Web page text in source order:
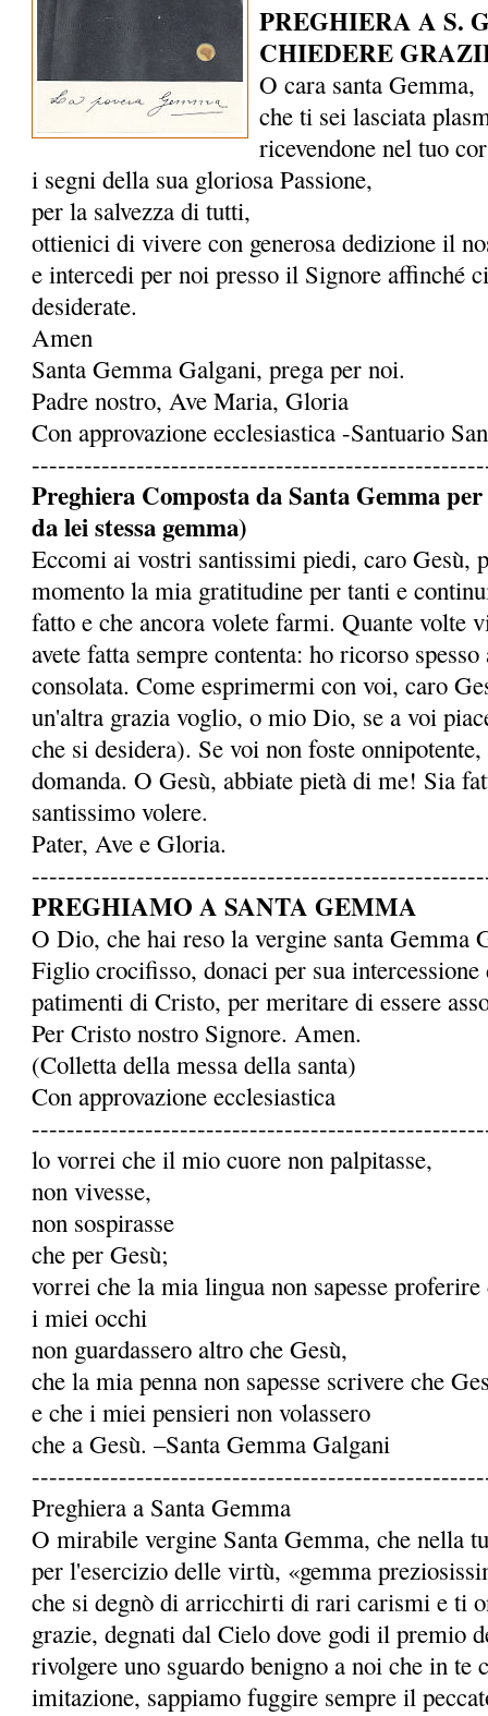
PREGHIERA A S.
CHIEDERE
O cara santa Gemma,
che ti sei lasciata
ricevendone nel tuo
i segni della sua gloriosa Passione,
per la salvezza di tutti,
ottienici di vivere con generosa dedizione il
e intercedi per noi presso il Signore affinché
desiderate.
Amen
Santa Gemma Galgani, prega per noi.
Padre nostro, Ave Maria, Gloria
Con approvazione ecclesiastica -Santuario
Preghiera Composta da Santa Gemma
da lei stessa gemma)
Eccomi ai vostri santissimi piedi, caro Gesù,
momento la mia gratitudine per tanti e
fatto e che ancora volete farmi. Quante volte
avete fatta sempre contenta: ho ricorso
consolata. Come esprimermi con voi, caro
un'altra grazia voglio, o mio Dio, se a voi
che si desidera). Se voi non foste
domanda. O Gesù, abbiate pietà di me! Sia
santissimo volere.
Pater, Ave e Gloria.
PREGHIAMO A SANTA GEMMA
O Dio, che hai reso la ver­gine santa Gemma
Figlio crocifisso, donaci per sua
patimenti di Cristo, per meritare di essere
Per Cristo nostro Signore. Amen.
(Colletta della messa della santa)
Con approvazione ecclesiastica
lo vorrei che il mio cuore non palpitasse,
non vivesse,
non sospirasse
che per Gesù;
vorrei che la mia lingua non sapesse
i miei occhi
non guardassero altro che Gesù,
che la mia penna non sapesse scrivere che
e che i miei pensieri non volassero
che a Gesù. –Santa Gemma Galgani
Preghiera a Santa Gemma
O mirabile vergine Santa Gemma, che nella
per l'esercizio delle virtù, «gemma
che si degnò di arricchirti di rari carismi e ti
grazie, degnati dal Cielo dove godi il premio
rivolgere uno sguardo benigno a noi che in te
imitazione, sappiamo fuggire sempre il